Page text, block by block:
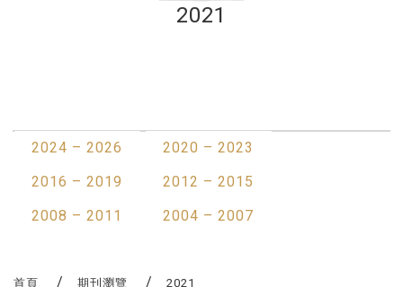
2021
2024 – 2026
2020 – 2023
2016 – 2019
2012 – 2015
2008 – 2011
2004 – 2007
首頁 期刊瀏覽 2021